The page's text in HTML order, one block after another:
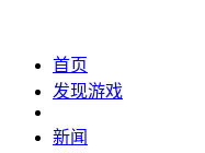
首页
发现游戏
新闻